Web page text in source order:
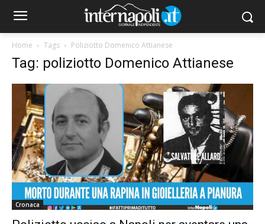
Home Tags Poliziotto Domenico Attianese
Tag: poliziotto Domenico Attianese
Cronaca